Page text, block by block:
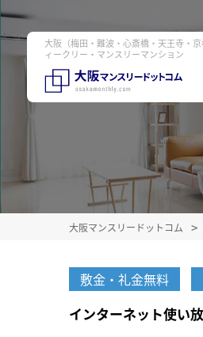
大阪（梅田・難波・心斎橋・天王寺・
ィークリー・マンスリーマンション
大阪マンスリードットコム
敷金・礼金無料
インターネット使い